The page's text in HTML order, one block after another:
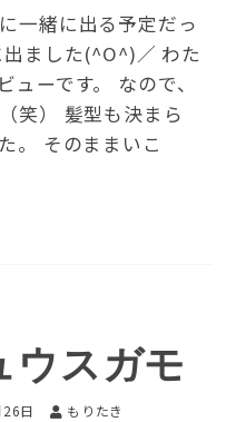
一緒に出る予定だっ
ました(^O^)／ わた
ューです。 なので、
笑） 髪型も決まら
。 そのままいこ
ウスガモ
日 もりたき